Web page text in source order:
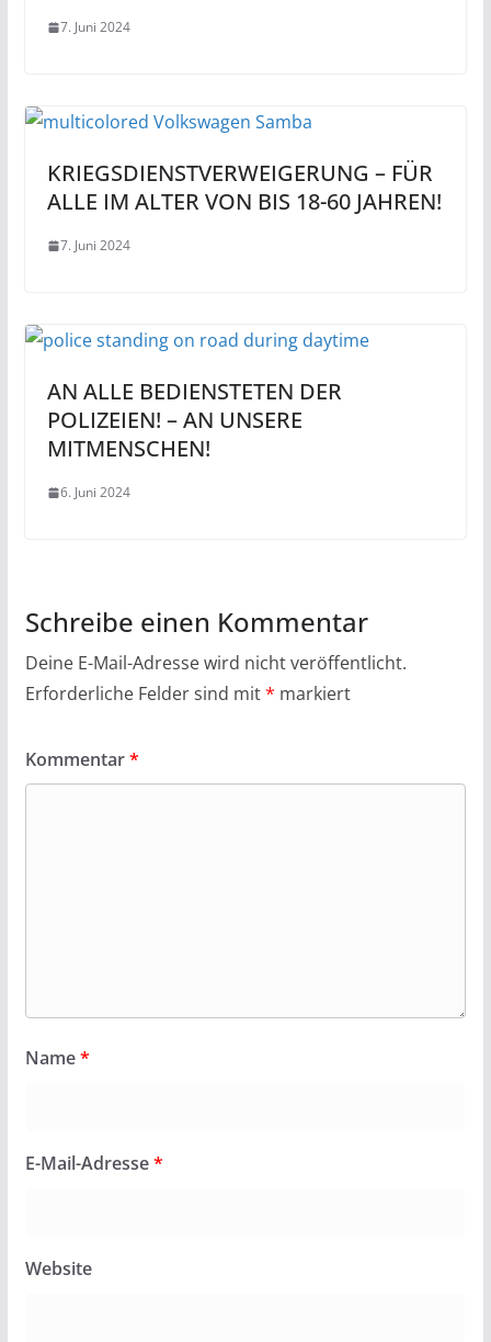
7. Juni 2024
KRIEGSDIENSTVERWEIGERUNG – FÜR
ALLE IM ALTER VON BIS 18-60 JAHREN!
7. Juni 2024
AN ALLE BEDIENSTETEN DER
POLIZEIEN! – AN UNSERE
MITMENSCHEN!
6. Juni 2024
Schreibe einen Kommentar
Deine E-Mail-Adresse wird nicht veröffentlicht.
Erforderliche Felder sind mit* markiert
Kommentar*
Name*
E-Mail-Adresse*
Website